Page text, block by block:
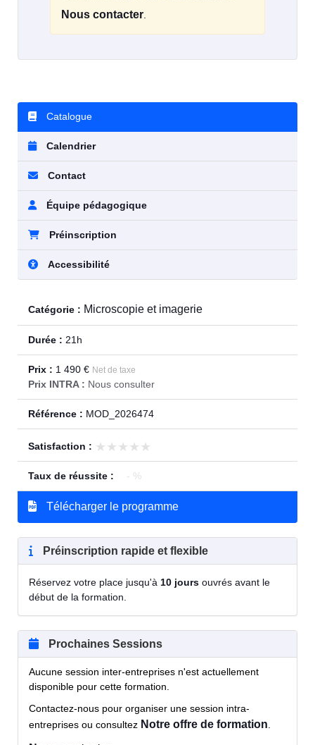
Nous contacter
Catalogue
Calendrier
Contact
Équipe pédagogique
Préinscription
Accessibilité
Catégorie : Microscopie et imagerie
Durée : 21h
Prix : 1 490 € Net de taxe
Prix INTRA : Nous consulter
Référence : MOD_2026474
Satisfaction : ★★★★★
★★★★★
Taux de réussite : - %
Télécharger le programme
Préinscription rapide et flexible
Réservez votre place jusqu'à 10 jours ouvrés avant le
début de la formation.
Prochaines Sessions
Aucune session inter-entreprises n'est actuellement
disponible pour cette formation.
Contactez-nous pour organiser une session intra-
entreprises ou consultez Notre offre de formation